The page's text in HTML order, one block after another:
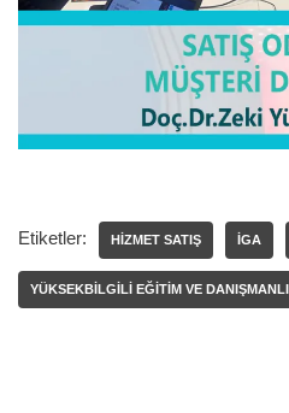
Etiketler: HIZMET SATIŞ İGA
YÜKSEKBILGILI EĞITIM VE